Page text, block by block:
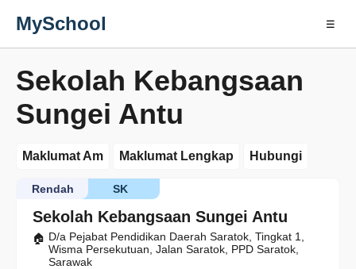
MySchool ☰
Sekolah Kebangsaan
Sungei Antu
Maklumat Am Maklumat Lengkap Hubungi
Sekolah Kebangsaan Sungei Antu
SK
Rendah
D/a Pejabat Pendidikan Daerah Saratok, Tingkat 1,
Wisma Persekutuan, Jalan Saratok, PPD Saratok,
Sarawak